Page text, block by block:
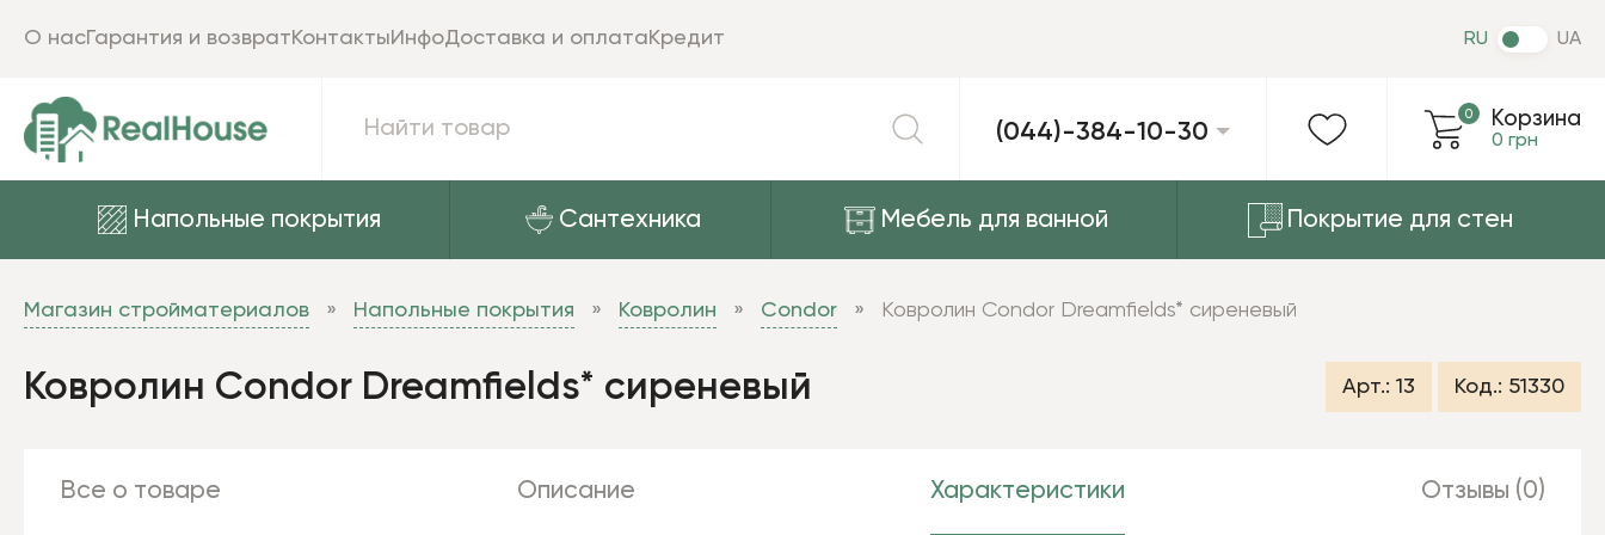
(044)-384-10-30
Корзина
0 грн
0
RU UA
Напольные покрытия Сантехника Мебель для ванной Покрытие для стен
О насГарантия и возвратКонтактыИнфоДоставка и оплатаКредит
Магазин стройматериалов Напольные покрытия Ковролин Condor Ковролин Condor Dreamfields* сиреневый
Ковролин Condor Dreamfields* сиреневый Арт.: 13 Код.: 51330
Все о товаре Описание Характеристики Отзывы (0)